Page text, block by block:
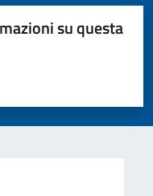
su questa